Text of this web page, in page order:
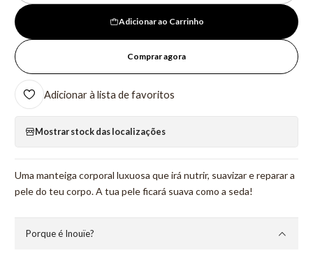
Adicionar ao Carrinho
Comprar agora
Adicionar à lista de favoritos
Mostrar stock das localizações
Uma manteiga corporal luxuosa que irá nutrir, suavizar e reparar a
pele do teu corpo. A tua pele ficará suava como a seda!
Porque é Inouïe?